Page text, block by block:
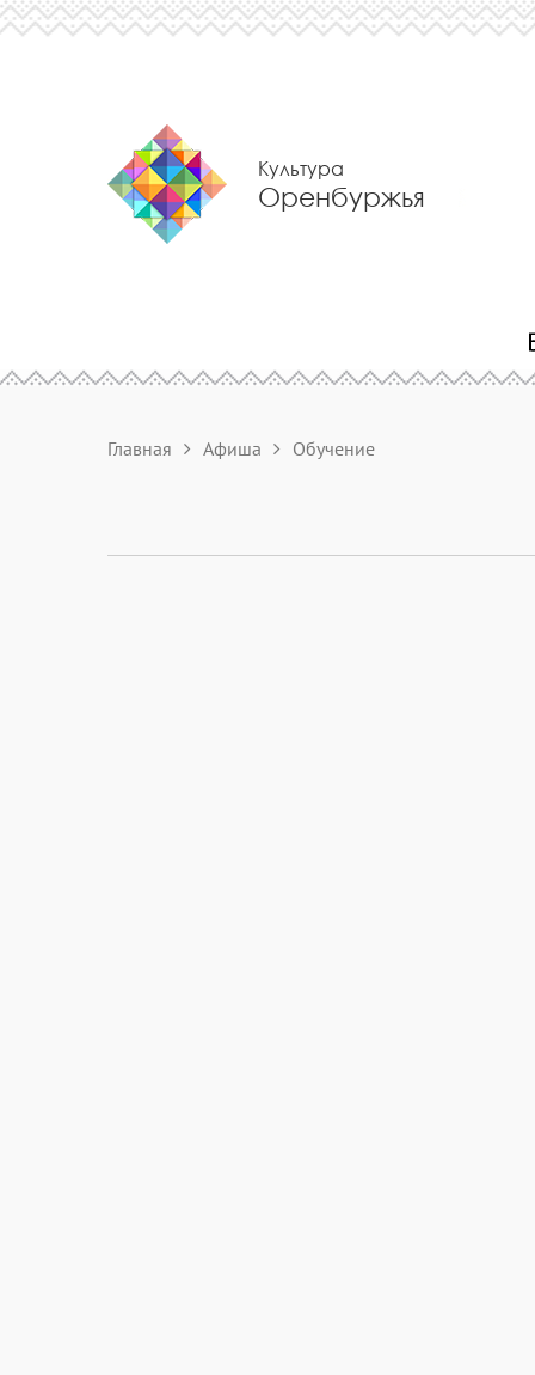
Культура
Оренбуржья
Главная Афиша Обучение